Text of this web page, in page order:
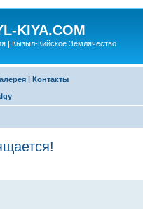
KIYA.COM
| Кызыл-Кийское Землячество
| Контакты